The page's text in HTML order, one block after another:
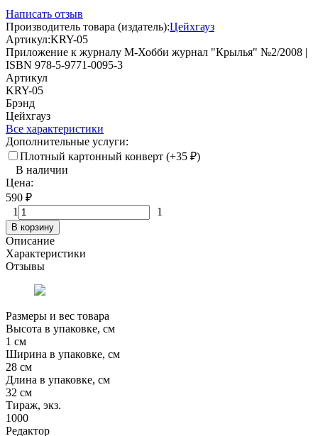
Написать отзыв
Производитель товара (издатель):Цейхгауз
Артикул:KRY-05
Приложение к журналу М-Хобби журнал "Крылья" №2/2008 |
ISBN 978-5-9771-0095-3
Артикул
KRY-05
Брэнд
Цейхгауз
Все характеристики
Дополнительные услуги:
Плотный картонный конверт (+35 ₽)
В наличии
Цена:
590 ₽
1
1
В корзину
Описание
Характеристики
Отзывы
Размеры и вес товара
Высота в упаковке, см
1 см
Ширина в упаковке, см
28 см
Длина в упаковке, см
32 см
Тираж, экз.
1000
Редактор